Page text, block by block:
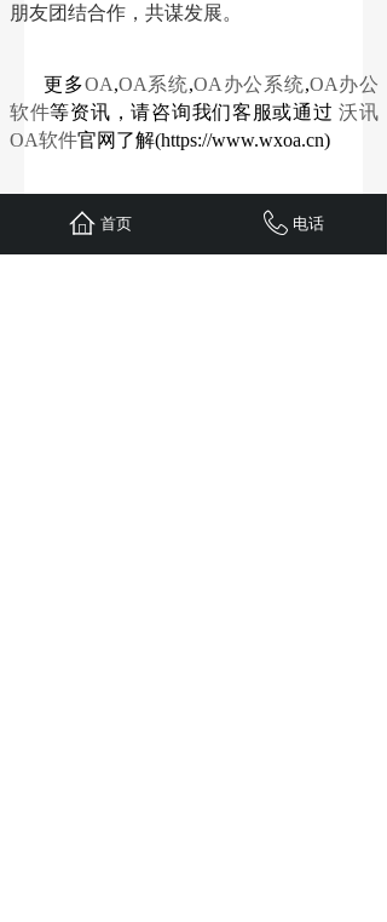
朋友团结合作，共谋发展。
更多OA,OA系统,OA办公系统,OA办公
软件等资讯，请咨询我们客服或通过沃讯
OA软件官网了解(https://www.wxoa.cn)
首页 电话